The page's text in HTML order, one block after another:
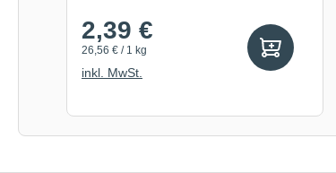
2,39 €
26,56 € / 1 kg
inkl. MwSt.